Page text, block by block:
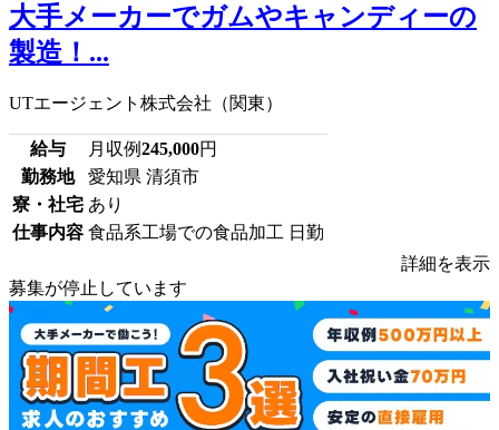
大手メーカーでガムやキャンディーの
製造！...
UTエージェント株式会社（関東）
給与 月収例245,000円
勤務地
愛知県 清須市
寮・社宅 あり
仕事内容 食品系工場での食品加工 日勤
詳細を表示
募集が停止しています